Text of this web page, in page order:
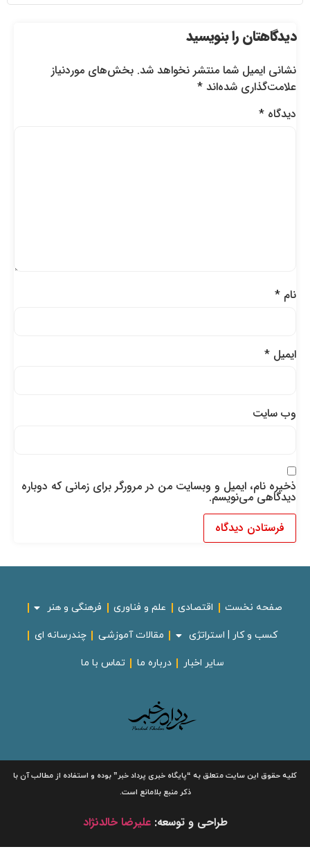
دیدگاهتان را بنویسید
نشانی ایمیل شما منتشر نخواهد شد. بخش‌های موردنیاز
علامت‌گذاری شده‌اند*
دیدگاه*
نام*
ایمیل*
وب‌ سایت
ذخیره نام، ایمیل و وبسایت من در مرورگر برای زمانی که دوباره
دیدگاهی می‌نویسم.
صفحه نخست اقتصادی علم و فناوری فرهنگی و هنر
کسب و کار | استراتژی مقالات آموزشی چندرسانه ای
سایر اخبار درباره ما تماس با ما
کلیه حقوق این سایت متعلق به“پایگاه خبریپرداد خبر”بوده و استفاده از مطالب آن با
ذکر منبع بلامانع است.
طراحی و توسعه:علیرضا خالدنژاد